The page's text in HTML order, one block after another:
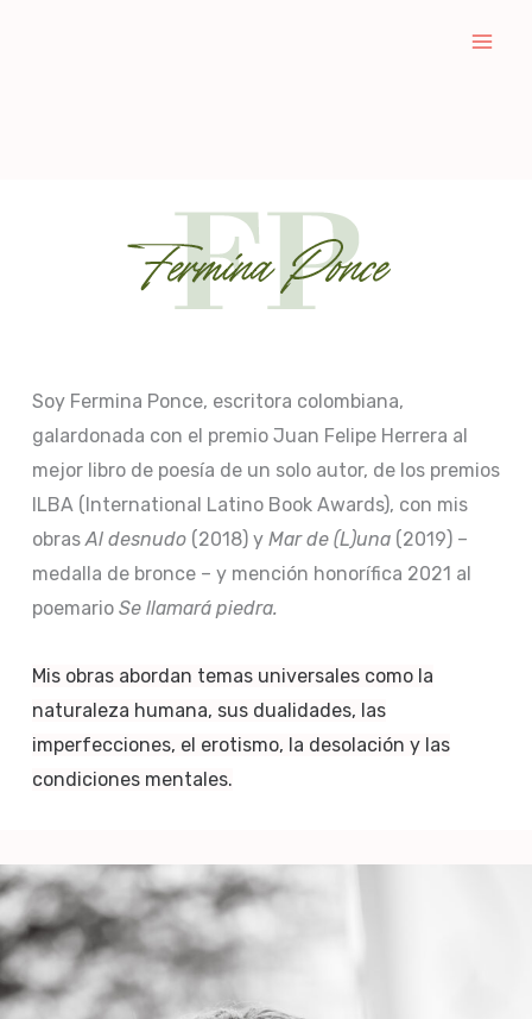
Soy Fermina Ponce, escritora colombiana,
galardonada con el premio Juan Felipe Herrera al
mejor libro de poesía de un solo autor, de los premios
ILBA (International Latino Book Awards), con mis
obrasAl desnudo (2018) y Mar de (L)una (2019) –
medalla de bronce – y mención honorífica 2021 al
poemario Se llamará piedra.
Mis obras abordan temas universales como la
naturaleza humana, sus dualidades, las
imperfecciones, el erotismo, la desolación y las
condiciones mentales.